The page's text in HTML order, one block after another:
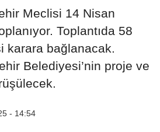
Meclisi 14 Nisan
Toplantıda 58
karara bağlanacak.
Belediyesi’nin proje ve
- 14:54